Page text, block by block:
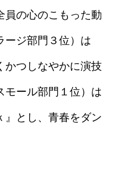
員の心のこもった動
ージ部門３位）は
かつしなやかに演技
モール部門１位）は
』とし、青春をダン